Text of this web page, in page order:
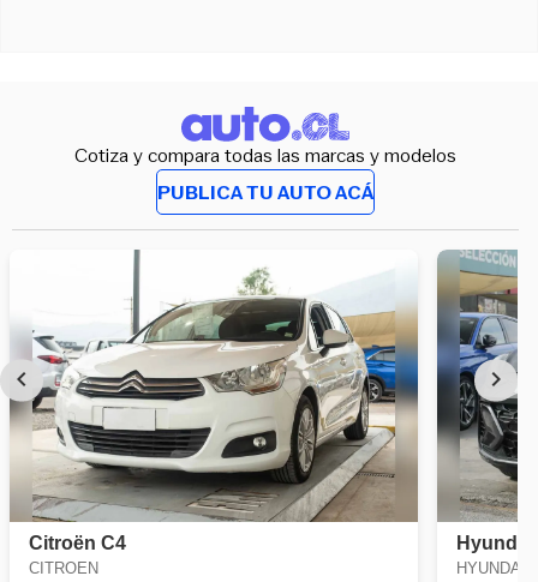
Cotiza y compara todas las marcas y modelos
PUBLICA TU AUTO ACÁ